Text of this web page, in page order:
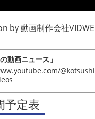
by動画制作会社VIDWE
動画ニュース」
@kotsushi
予定表